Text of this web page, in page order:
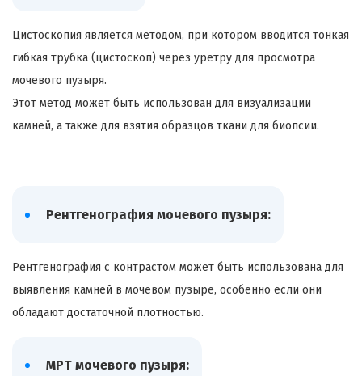
Цистоскопия является методом, при котором вводится тонкая
гибкая трубка (цистоскоп) через уретру для просмотра
мочевого пузыря.
Этот метод может быть использован для визуализации
камней, а также для взятия образцов ткани для биопсии.
Рентгенография мочевого пузыря:
Рентгенография с контрастом может быть использована для
выявления камней в мочевом пузыре, особенно если они
обладают достаточной плотностью.
МРТ мочевого пузыря: